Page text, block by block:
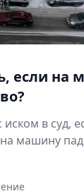
если на
в суд,
машину